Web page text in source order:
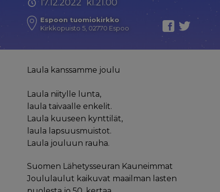
17.12.2022 kl.21.00
Espoon tuomiokirkko
Kirkkopuisto 5, 02770 Espoo
Laula kanssamme joulu
Laula niitylle lunta,
laula taivaalle enkelit.
Laula kuuseen kynttilät,
laula lapsuusmuistot.
Laula jouluun rauha.
Suomen Lähetysseuran Kauneimmat
Joululaulut kaikuvat maailman lasten